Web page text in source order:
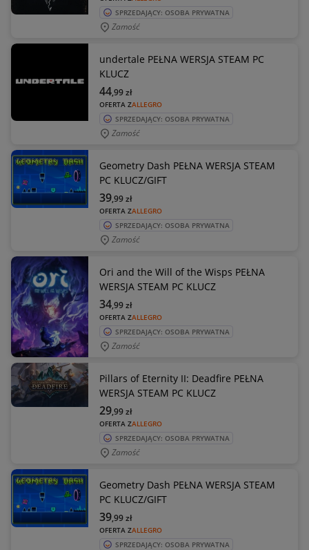
SPRZEDAJĄCY: OSOBA PRYWATNA
Zamość
undertale PEŁNA WERSJA STEAM PC
KLUCZ
OFERTA ZALLEGRO
44,99zł
SPRZEDAJĄCY: OSOBA PRYWATNA
Zamość
Geometry Dash PEŁNA WERSJA STEAM
PC KLUCZ/GIFT
OFERTA ZALLEGRO
39,99zł
SPRZEDAJĄCY: OSOBA PRYWATNA
Zamość
Ori and the Will of the Wisps PEŁNA
WERSJA STEAM PC KLUCZ
OFERTA ZALLEGRO
34,99zł
SPRZEDAJĄCY: OSOBA PRYWATNA
Zamość
Pillars of Eternity II: Deadfire PEŁNA
WERSJA STEAM PC KLUCZ
OFERTA ZALLEGRO
29,99zł
SPRZEDAJĄCY: OSOBA PRYWATNA
Zamość
Geometry Dash PEŁNA WERSJA STEAM
PC KLUCZ/GIFT
OFERTA ZALLEGRO
39,99zł
SPRZEDAJĄCY: OSOBA PRYWATNA